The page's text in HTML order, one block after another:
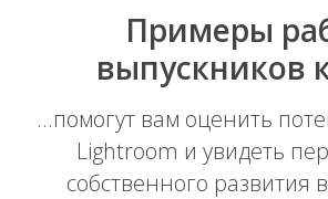
Примеры
выпускников
...помогут вам оценить
Lightroom и увидеть
собственного развития